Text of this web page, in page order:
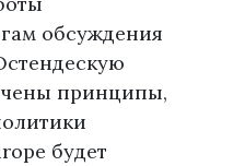
обсуждения
принципы,
будет